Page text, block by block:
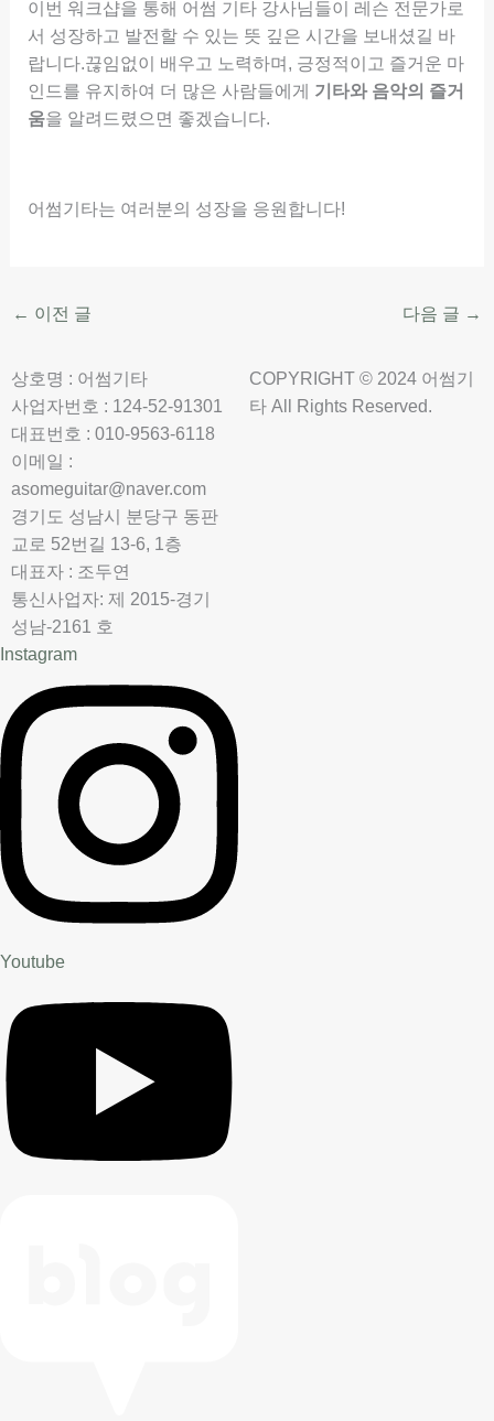
이번 워크샵을 통해 어썸 기타 강사님들이 레슨 전문가로
서 성장하고 발전할 수 있는 뜻 깊은 시간을 보내셨길 바
랍니다.끊임없이 배우고 노력하며, 긍정적이고 즐거운 마
인드를 유지하여 더 많은 사람들에게 기타와 음악의 즐거
움을 알려드렸으면 좋겠습니다.
어썸기타는 여러분의 성장을 응원합니다!
← 이전 글 다음 글 →
상호명 : 어썸기타
사업자번호 : 124-52-91301
대표번호 : 010-9563-6118
이메일 :
asomeguitar@naver.com
경기도 성남시 분당구 동판
교로 52번길 13-6, 1층
대표자 : 조두연
통신사업자: 제 2015-경기
성남-2161 호
Instagram
Youtube
COPYRIGHT © 2024 어썸기
타 All Rights Reserved.